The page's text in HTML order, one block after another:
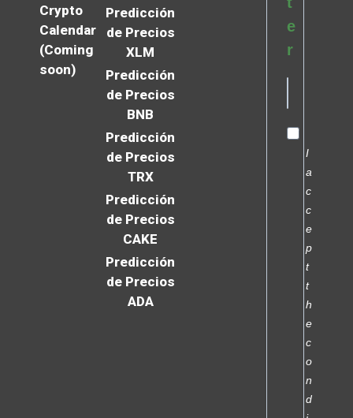
Crypto
Calendar
(Coming
soon)
Predicción
de Precios
XLM
Predicción
de Precios
BNB
Predicción
de Precios
TRX
Predicción
de Precios
CAKE
Predicción
de Precios
ADA
e
r
I
a
c
c
e
p
t
t
h
e
c
o
n
d